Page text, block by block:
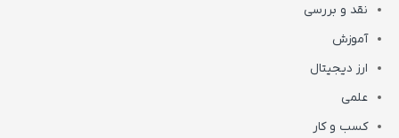
نقد و بررسی
آموزش
ارز دیجیتال
علمی
کسب و کار